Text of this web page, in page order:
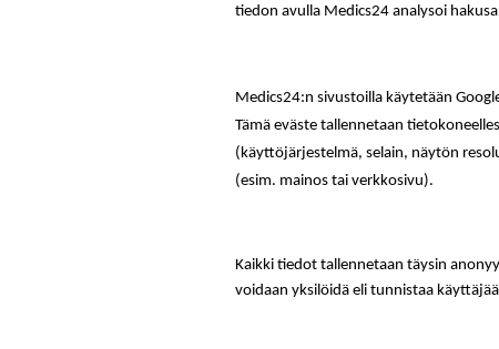
tiedon avulla Medics24 analysoi
Medics24:n sivustoilla käytetään
Tämä eväste tallennetaan
(käyttöjärjestelmä, selain, näytön
(esim. mainos tai verkkosivu).
Kaikki tiedot tallennetaan täysin
voidaan yksilöidä eli tunnistaa